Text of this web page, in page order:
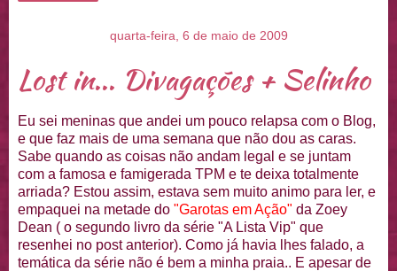
quarta-feira, 6 de maio de 2009
Lost in... Divagações + Selinho
Eu sei meninas que andei um pouco relapsa com o Blog,
e que faz mais de uma semana que não dou as caras.
Sabe quando as coisas não andam legal e se juntam
com a famosa e famigerada TPM e te deixa totalmente
arriada? Estou assim, estava sem muito animo para ler, e
empaquei na metade do "Garotas emAção" da Zoey
Dean ( o segundo livro da série "A Lista Vip" que
resenhei no postanterior). Como já havia lhes falado, a
temática da série não é bem a minha praia.. E apesar de